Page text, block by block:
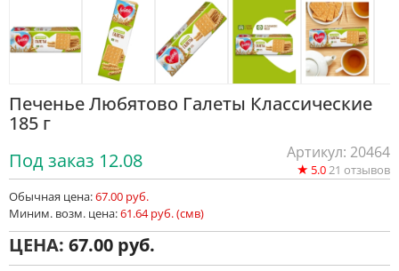
Печенье Любятово Галеты Классические
185 г
Под заказ 12.08
Артикул: 20464
★ 5.021 отзывов
Обычная цена:67.00 руб.
Миним. возм. цена:61.64 руб. (смв)
ЦЕНА: 67.00